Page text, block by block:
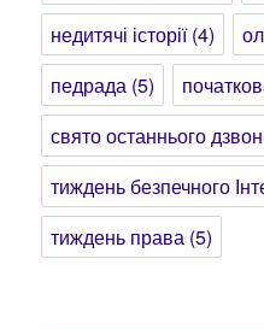
недитячі історії(4)
педрада (5)
свято останнього
тиждень безпечного
тиждень права (5)